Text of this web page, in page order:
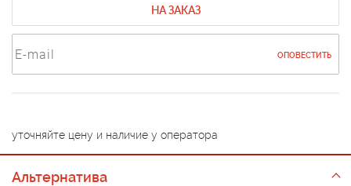
НА ЗАКАЗ
ОПОВЕСТИТЬ
уточняйте цену и наличие у оператора
Альтернатива